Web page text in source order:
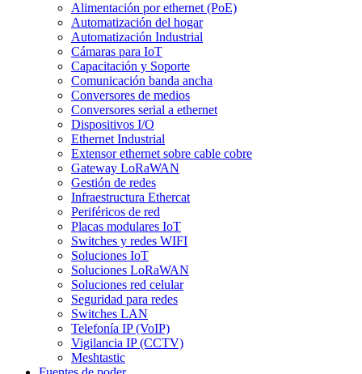
Alimentación por ethernet (PoE)
Automatización del hogar
Automatización Industrial
Cámaras para IoT
Capacitación y Soporte
Comunicación banda ancha
Conversores de medios
Conversores serial a ethernet
Dispositivos I/O
Ethernet Industrial
Extensor ethernet sobre cable cobre
Gateway LoRaWAN
Gestión de redes
Infraestructura Ethercat
Periféricos de red
Placas modulares IoT
Switches y redes WIFI
Soluciones IoT
Soluciones LoRaWAN
Soluciones red celular
Seguridad para redes
Switches LAN
Telefonía IP (VoIP)
Vigilancia IP (CCTV)
Meshtastic